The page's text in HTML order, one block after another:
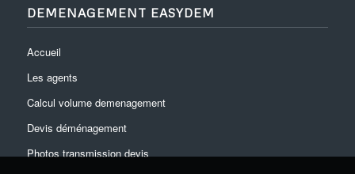
DEMENAGEMENT EASYDEM
Accueil
Les agents
Calcul volume demenagement
Devis déménagement
Photos transmission devis